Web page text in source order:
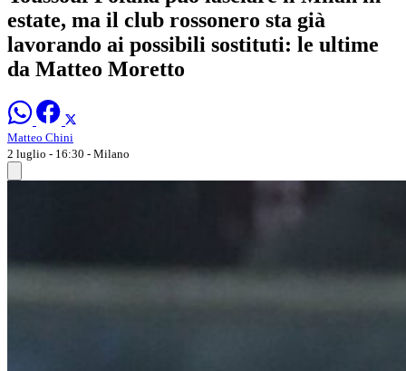
estate, ma il club rossonero sta già
lavorando ai possibili sostituti: le ultime
da Matteo Moretto
Matteo Chini
2 luglio - 16:30 - Milano